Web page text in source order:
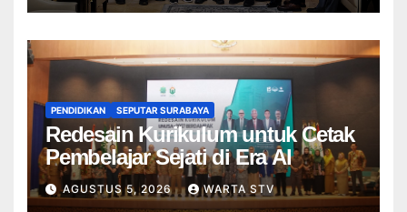
PENDIDIKAN SEPUTAR SURABAYA
Redesain Kurikulum untuk Cetak
Pembelajar Sejati di Era AI
AGUSTUS 5, 2026 WARTA STV